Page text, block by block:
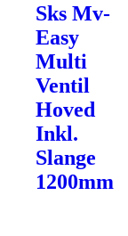
Sks Mv-
Easy
Multi
Ventil
Hoved
Inkl.
Slange
1200mm